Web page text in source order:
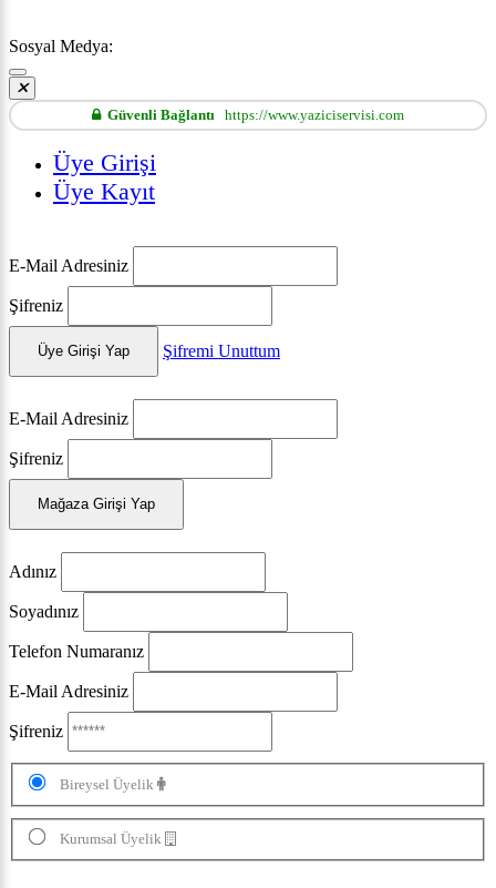
Sosyal Medya:
Güvenli Bağlantı https://www.yaziciservisi.com
Üye Girişi
Üye Kayıt
E-Mail Adresiniz
Şifreniz
Üye Girişi Yap Şifremi Unuttum
E-Mail Adresiniz
Şifreniz
Mağaza Girişi Yap
Adınız
Soyadınız
Telefon Numaranız
E-Mail Adresiniz
Şifreniz
Bireysel Üyelik
Kurumsal Üyelik